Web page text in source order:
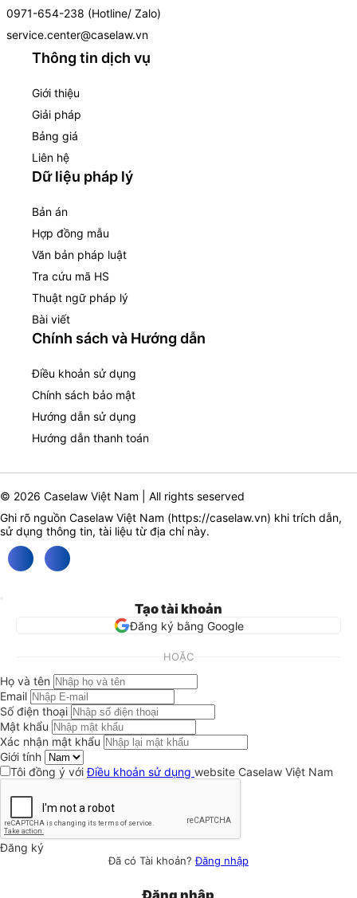
0971-654-238 (Hotline/ Zalo)
service.center@caselaw.vn
Thông tin dịch vụ
Giới thiệu
Giải pháp
Bảng giá
Liên hệ
Dữ liệu pháp lý
Bản án
Hợp đồng mẫu
Văn bản pháp luật
Tra cứu mã HS
Thuật ngữ pháp lý
Bài viết
Chính sách và Hướng dẫn
Điều khoản sử dụng
Chính sách bảo mật
Hướng dẫn sử dụng
Hướng dẫn thanh toán
© 2026 Caselaw Việt Nam | All rights seserved
Ghi rõ nguồn Caselaw Việt Nam (https://caselaw.vn) khi trích dẫn,
sử dụng thông tin, tài liệu từ địa chỉ này.
Tạo tài khoản
Đăng ký bằng Google
HOẶC
Họ và tên
Email
Số điện thoại
Mật khẩu
Xác nhận mật khẩu
Giới tính
Tôi đồng ý vớiĐiều khoản sử dụng website Caselaw Việt Nam
Đăng ký
Đã có Tài khoản?Đăng nhập